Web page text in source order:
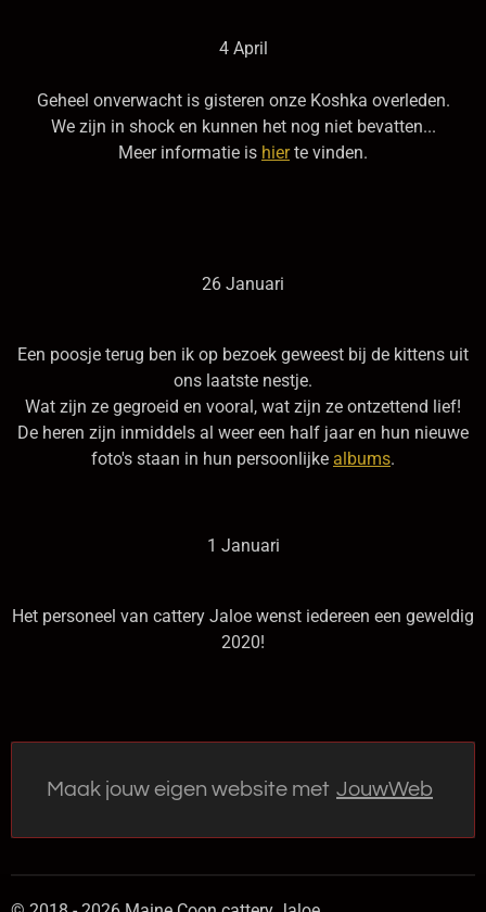
4 April
Geheel onverwacht is gisteren onze Koshka overleden.
We zijn in shock en kunnen het nog niet bevatten...
Meer informatie is hierte vinden.
26 Januari
Een poosje terug ben ik op bezoek geweest bij de kittens uit
ons laatste nestje.
Wat zijn ze gegroeid en vooral, wat zijn ze ontzettend lief!
De heren zijn inmiddels al weer een half jaar en hun nieuwe
foto's staan in hun persoonlijke albums.
1 Januari
Het personeel van cattery Jaloe wenst iedereen een geweldig
2020!
Maak jouw eigen website met JouwWeb